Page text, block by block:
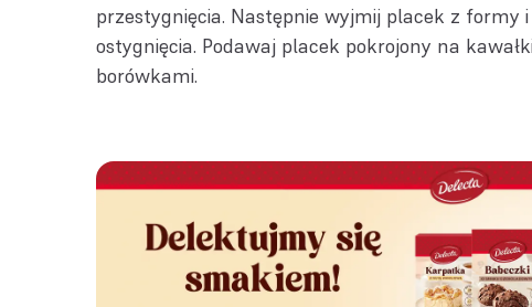
przestygnięcia. Następnie wyjmij placek z formy
ostygnięcia. Podawaj placek pokrojony na
borówkami.